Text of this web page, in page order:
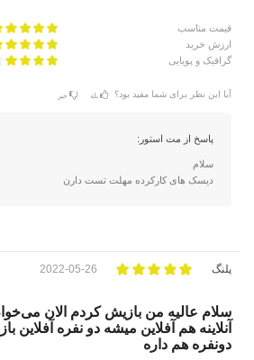
قیمت مناسب
ارزش خرید
گرافیک و پویایی
آیا این نظر برای شما مفید بود؟ بله خیر
پاسخ از مت استور:
سلام
دیسک های کارکرده مهلت تست دارن
پلنگ 2022-05-26
سلام عالیه من بازیش کردم الان
آنلاینه هم آفلاین میشه دو نفره
دونفره هم داره